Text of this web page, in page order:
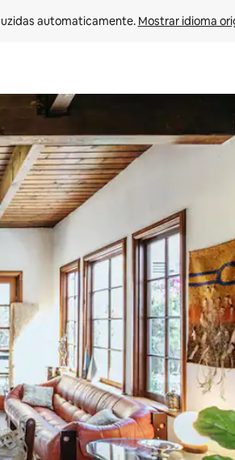
automaticamente. Mostrar idioma
e para baixo do teclado ou tocando e